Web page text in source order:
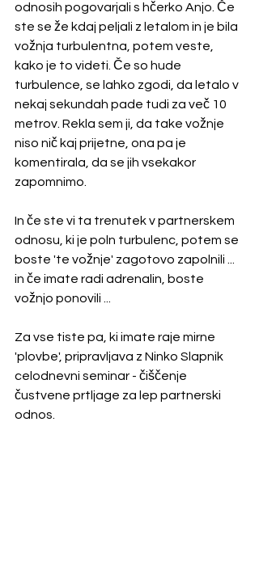
odnosih pogovarjali s hčerko Anjo. Če
ste se že kdaj peljali z letalom in je bila
vožnja turbulentna, potem veste,
kako je to videti. Če so hude
turbulence, se lahko zgodi, da letalo v
nekaj sekundah pade tudi za več 10
metrov. Rekla sem ji, da take vožnje
niso nič kaj prijetne, ona pa je
komentirala, da se jih vsekakor
zapomnimo.
In če ste vi ta trenutek v partnerskem
odnosu, ki je poln turbulenc, potem se
boste 'te vožnje' zagotovo zapolnili ...
in če imate radi adrenalin, boste
vožnjo ponovili ...
Za vse tiste pa, ki imate raje mirne
'plovbe', pripravljava z Ninko Slapnik
celodnevni seminar - čiščenje
čustvene prtljage za lep partnerski
odnos.